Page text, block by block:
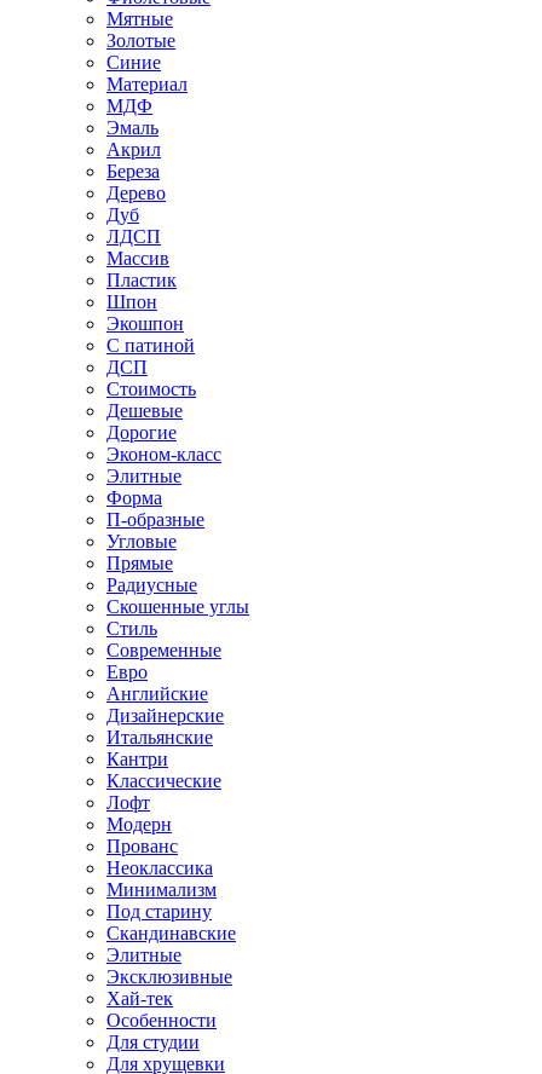
Мятные
Золотые
Синие
Материал
МДФ
Эмаль
Акрил
Береза
Дерево
Дуб
ЛДСП
Массив
Пластик
Шпон
Экошпон
С патиной
ДСП
Стоимость
Дешевые
Дорогие
Эконом-класс
Элитные
Форма
П-образные
Угловые
Прямые
Радиусные
Скошенные углы
Стиль
Современные
Евро
Английские
Дизайнерские
Итальянские
Кантри
Классические
Лофт
Модерн
Прованс
Неоклассика
Минимализм
Под старину
Скандинавские
Элитные
Эксклюзивные
Хай-тек
Особенности
Для студии
Для хрущевки